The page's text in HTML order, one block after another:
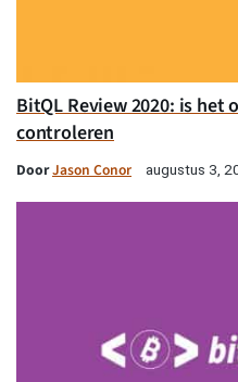
BitQL Review 2020: is
controleren
DoorJason Conor augustus 3,